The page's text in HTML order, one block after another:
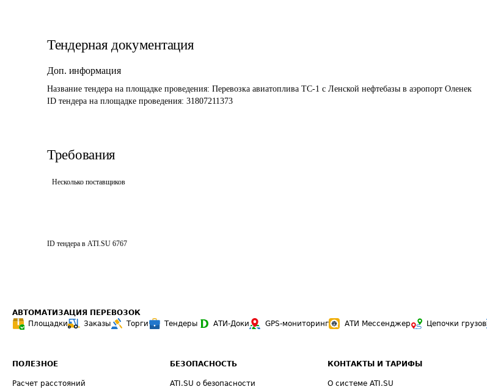
Тендерная документация
Доп. информация
Название тендера на площадке проведения: Перевозка авиатоплива ТС-1 с Ленской нефтебазы в аэропорт Оленек
ID тендера на площадке проведения: 31807211373
Требования
Несколько поставщиков
ID тендера в ATI.SU 6767
АВТОМАТИЗАЦИЯ ПЕРЕВОЗОК
Площадки
Заказы Торги Тендеры АТИ-Доки GPS-мониторинг АТИ Мессенджер Цепочки грузов
ПОЛЕЗНОЕ
Расчет расстояний
БЕЗОПАСНОСТЬ
ATI.SU о безопасности
КОНТАКТЫ И ТАРИФЫ
О системе ATI.SU